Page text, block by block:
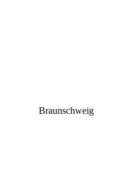
Braunschweig